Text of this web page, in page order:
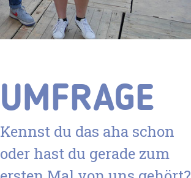
UMFRAGE
Kennst du das aha schon
oder hast du gerade zum